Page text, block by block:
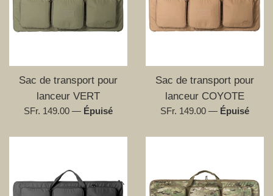
Sac de transport pour
lanceur VERT
Prix
SFr. 149.00 — Épuisé
Sac de transport pour
lanceur COYOTE
Prix
SFr. 149.00 — Épuisé